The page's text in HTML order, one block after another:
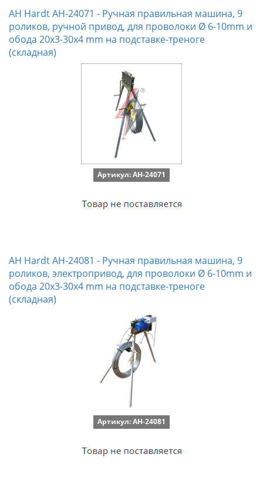
AH Hardt AH-24071 - Ручная правильная машина, 9
роликов, ручной привод, для проволоки Ø 6-10mm и
обода 20x3-30x4 mm на подставке-треноге
(складная)
Артикул: AH-24071
AH Hardt AH-24081 - Ручная правильная машина, 9
роликов, электропривод, для проволоки Ø 6-10mm и
обода 20x3-30x4 mm на подставке-треноге
(складная)
Артикул: AH-24081